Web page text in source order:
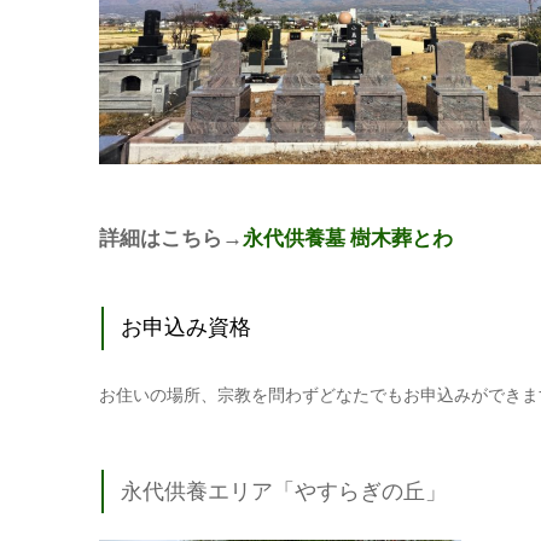
詳細はこちら→永代供養墓 樹木葬とわ
お申込み資格
お住いの場所、宗教を問わずどなたでもお申込みができ
永代供養エリア「やすらぎの丘」